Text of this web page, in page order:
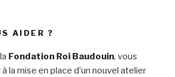
AIDER ?
Fondation Roi Baudouin, vous
la mise en place d’un nouvel atelier